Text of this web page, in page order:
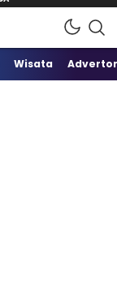
Wisata